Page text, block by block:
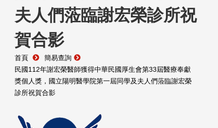
管理者登入
夫人們蒞臨謝宏榮診所祝
賀合影
首頁
簡易查詢
民國112年謝宏榮醫師獲得中華民國厚生會第33屆醫療奉獻
獎個人獎，國立陽明醫學院第一屆同學及夫人們蒞臨謝宏榮
診所祝賀合影